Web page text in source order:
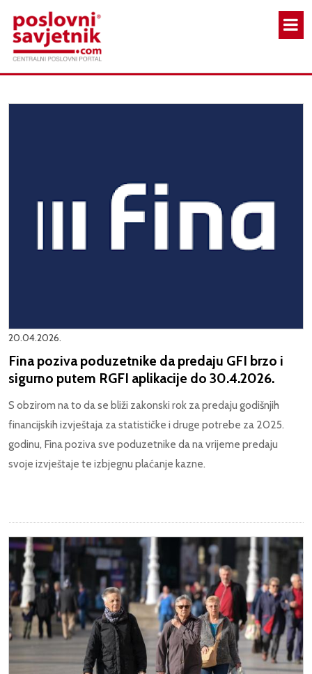
20.04.2026.
Fina poziva poduzetnike da predaju GFI brzo i
sigurno putem RGFI aplikacije do 30.4.2026.
S obzirom na to da se bliži zakonski rok za predaju godišnjih
financijskih izvještaja za statističke i druge potrebe za 2025.
godinu, Fina poziva sve poduzetnike da na vrijeme predaju
svoje izvještaje te izbjegnu plaćanje kazne.